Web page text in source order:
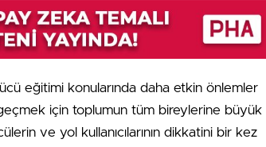
eğitimi konularında daha etkin önlemler
geçmek için toplumun tüm bireylerine büyük
ve yol kullanıcılarının dikkatini bir kez